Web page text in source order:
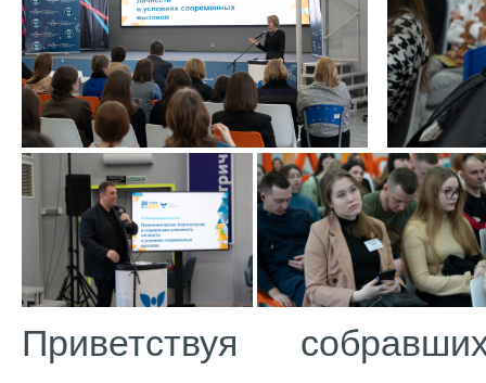
Приветствуя